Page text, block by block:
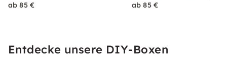
ab 85 € ab 85 €
Entdecke unsere DIY-Boxen